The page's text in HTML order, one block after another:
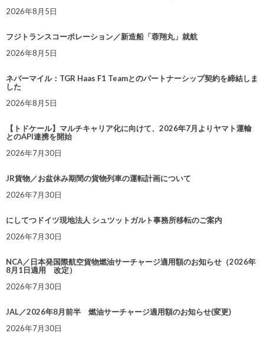
2026年8月5日
フジトランスコーポレーション／新造船「蓉翔丸」就航
2026年8月5日
ネバーマイル：TGR Haas F1 Teamとのパートナーシップ契約を締結しま
した
2026年8月5日
【トドケール】マルチキャリア化に向けて、2026年7月よりヤマト運輸
とのAPI連携を開始
2026年7月30日
JR貨物／お盆休み期間の貨物列車の運転計画について
2026年7月30日
にしてつドイツ現地法人 シュツットガルト事務所移転のご案内
2026年7月30日
NCA／日本発国際航空貨物燃油サーチャージ適用額のお知らせ（2026年
8月1日適用 改定）
2026年7月30日
JAL／2026年8月前半 燃油サーチャージ適用額のお知らせ(変更)
2026年7月30日